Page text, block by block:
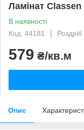
Ламінат
В наявності
Код: 44181
Роздріб
579 ₴/кв.м
Опис